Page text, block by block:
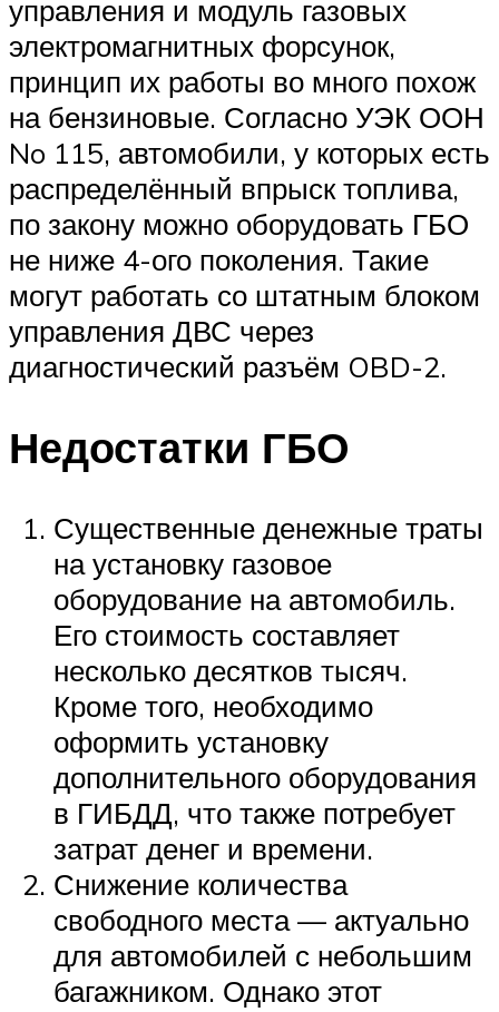
управления и модуль газовых
электромагнитных форсунок,
принцип их работы во много похож
на бензиновые. Согласно УЭК ООН
No 115, автомобили, у которых есть
распределённый впрыск топлива,
по закону можно оборудовать ГБО
не ниже 4-ого поколения. Такие
могут работать со штатным блоком
управления ДВС через
диагностический разъём OBD-2.
Недостатки ГБО
Существенные денежные траты
на установку газовое
оборудование на автомобиль.
Его стоимость составляет
несколько десятков тысяч.
Кроме того, необходимо
оформить установку
дополнительного оборудования
в ГИБДД, что также потребует
затрат денег и времени.
Снижение количества
свободного места — актуально
для автомобилей с небольшим
багажником. Однако этот